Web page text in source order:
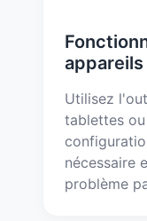
appareils
Utilisez
tablettes
nécessaire
problème